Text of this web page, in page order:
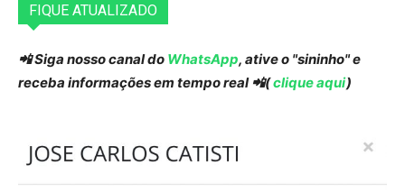
FIQUE ATUALIZADO
📲 Siga nosso canal do WhatsApp, ative o "sininho" e
receba informações em tempo real 📲(clique aqui)